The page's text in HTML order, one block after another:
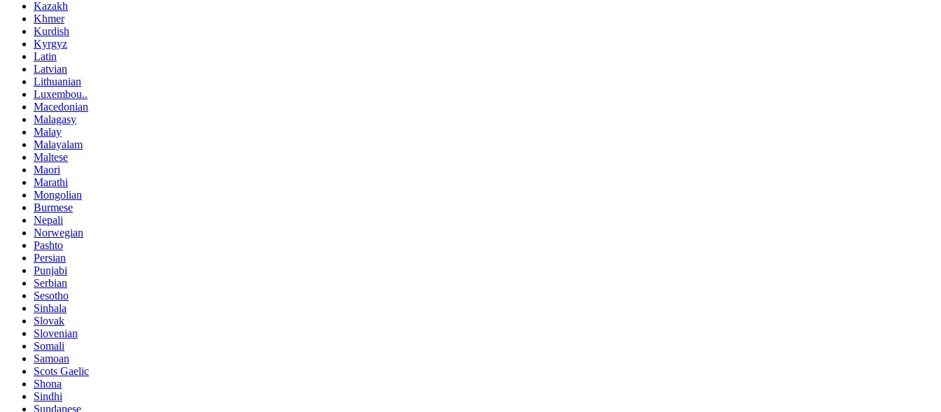
Kazakh
Khmer
Kurdish
Kyrgyz
Latin
Latvian
Lithuanian
Luxembou..
Macedonian
Malagasy
Malay
Malayalam
Maltese
Maori
Marathi
Mongolian
Burmese
Nepali
Norwegian
Pashto
Persian
Punjabi
Serbian
Sesotho
Sinhala
Slovak
Slovenian
Somali
Samoan
Scots Gaelic
Shona
Sindhi
Sundanese